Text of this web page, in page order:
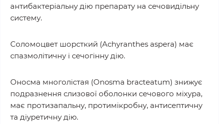
антибактеріальну дію препарату на сечовидільну
систему.
Соломоцвет шорсткий (Achyranthes aspera) має
спазмолітичну і сечогінну дію.
Оносма многолістая (Onosma bracteatum) знижує
подразнення слизової оболонки сечового міхура,
має протизапальну, протимікробну, антисептичну
та діуретичну дію.